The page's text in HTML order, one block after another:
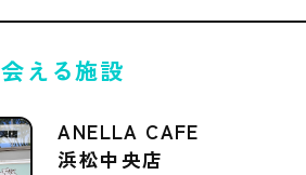
会える施設
ANELLA CAFE
浜松中央店